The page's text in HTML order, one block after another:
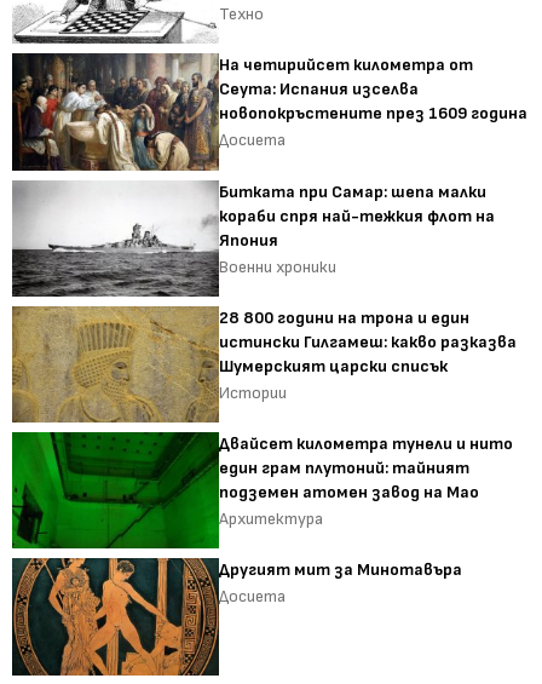
Техно
На четирийсет километра от
Сеута: Испания изселва
новопокръстените през 1609 година
Досиета
Битката при Самар: шепа малки
кораби спря най-тежкия флот на
Япония
Военни хроники
28 800 години на трона и един
истински Гилгамеш: какво разказва
Шумерският царски списък
Истории
Двайсет километра тунели и нито
един грам плутоний: тайният
подземен атомен завод на Мао
Архитектура
Другият мит за Минотавъра
Досиета